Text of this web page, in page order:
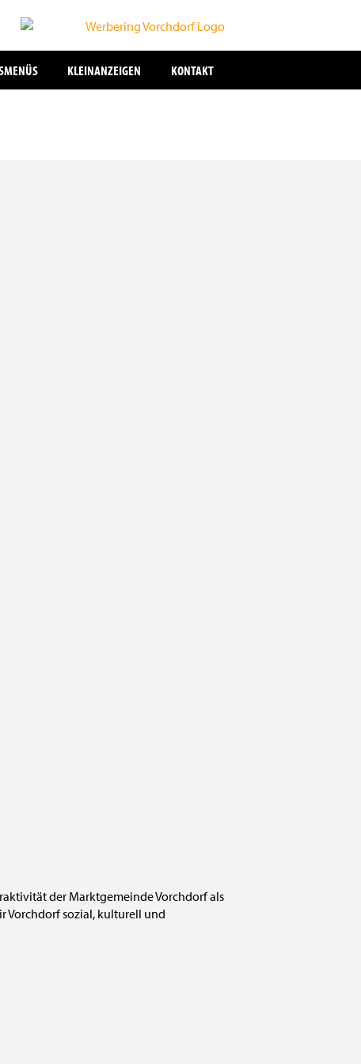
KLEINANZEIGEN KONTAKT
der Marktgemeinde Vorchdorf als
Vorchdorf sozial, kulturell und